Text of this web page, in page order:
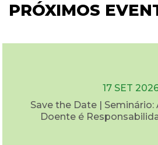
PRÓXIMOS
17 SET
Save the Date | Seminário:
Doente é